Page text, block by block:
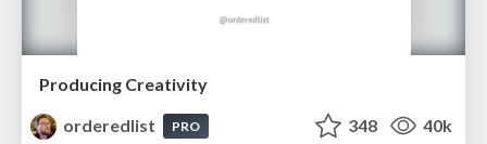
Producing Creativity
orderedlist
PRO 348 40k